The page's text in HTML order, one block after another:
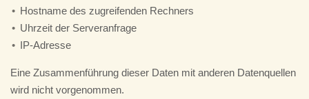
Hostname des zugreifenden Rechners
Uhrzeit der Serveranfrage
IP-Adresse
Eine Zusammenführung dieser Daten mit anderen Datenquellen
wird nicht vorgenommen.